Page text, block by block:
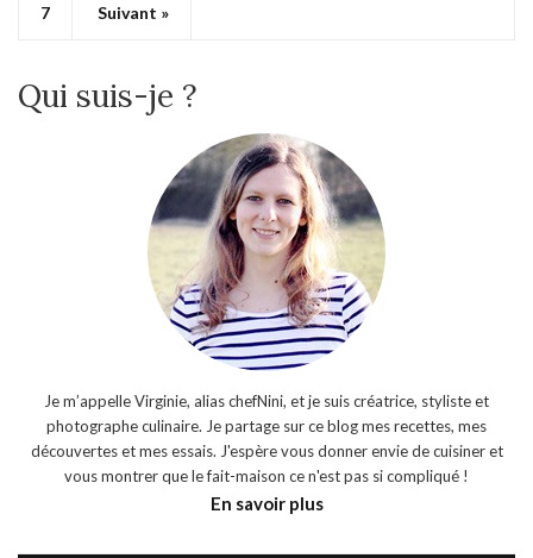
7 Suivant »
Qui suis-je ?
Je m’appelle Virginie, alias chefNini, et je suis créatrice, styliste et
photographe culinaire. Je partage sur ce blog mes recettes, mes
découvertes et mes essais. J'espère vous donner envie de cuisiner et
vous montrer que le fait-maison ce n'est pas si compliqué !
En savoir plus